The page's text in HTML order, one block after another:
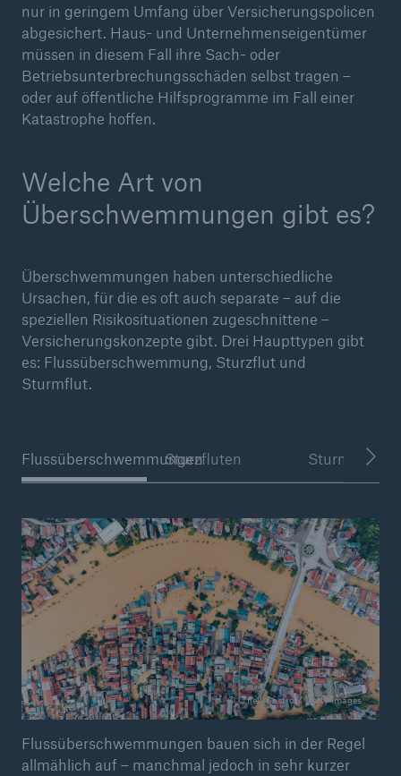
nur in geringem Umfang über Versicherungspolicen
abgesichert. Haus- und Unternehmenseigentümer
müssen in diesem Fall ihre Sach- oder
Betriebsunterbrechungsschäden selbst tragen –
oder auf öffentliche Hilfsprogramme im Fall einer
Katastrophe hoffen.
Welche Art von
Überschwemmungen gibt es?
Überschwemmungen haben unterschiedliche
Ursachen, für die es oft auch separate – auf die
speziellen Risikosituationen zugeschnittene –
Versicherungskonzepte gibt. Drei Haupttypen gibt
es: Flussüberschwemmung, Sturzflut und
Sturmflut.
FlussüberschwemmungenSturzfluten Sturmfluten
© O'neil Castro / Getty Images
Flussüberschwemmungen bauen sich in der Regel
allmählich auf – manchmal jedoch in sehr kurzer
Erdbeben – Tödliches Risiko, verheerende
Schäden
Schwere Gewitter, Waldbrände, Hochwasser